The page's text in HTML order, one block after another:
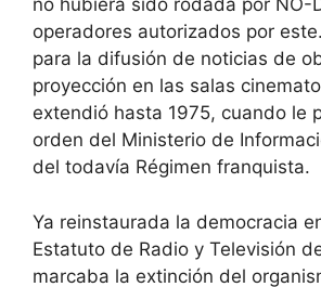
no hubiera sido rodada por NO-
operadores autorizados por
para la difusión de noticias de
proyección en las salas
extendió hasta 1975, cuando le
orden del Ministerio de
del todavía Régimen franquista.
Ya reinstaurada la democracia
Estatuto de Radio y Televisión
marcaba la extinción del